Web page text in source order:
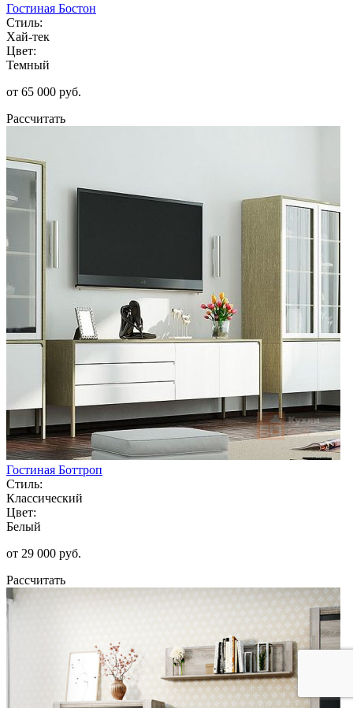
Гостиная Бостон
Стиль:
Хай-тек
Цвет:
Темный
от 65 000 руб.
Рассчитать
Гостиная Боттроп
Стиль:
Классический
Цвет:
Белый
от 29 000 руб.
Рассчитать